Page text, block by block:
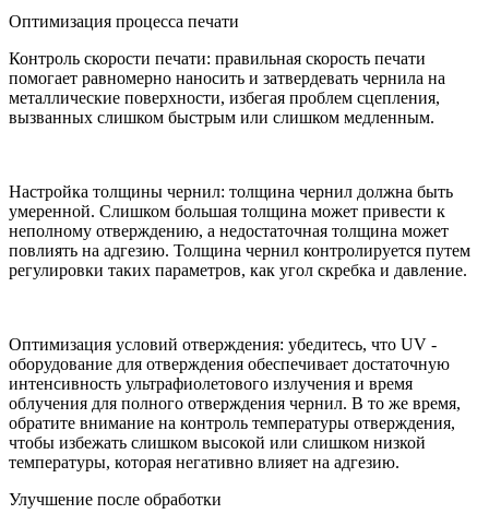
Оптимизация процесса печати
Контроль скорости печати: правильная скорость печати
помогает равномерно наносить и затвердевать чернила на
металлические поверхности, избегая проблем сцепления,
вызванных слишком быстрым или слишком медленным.
Настройка толщины чернил: толщина чернил должна быть
умеренной. Слишком большая толщина может привести к
неполному отверждению, а недостаточная толщина может
повлиять на адгезию. Толщина чернил контролируется путем
регулировки таких параметров, как угол скребка и давление.
Оптимизация условий отверждения: убедитесь, что UV -
оборудование для отверждения обеспечивает достаточную
интенсивность ультрафиолетового излучения и время
облучения для полного отверждения чернил. В то же время,
обратите внимание на контроль температуры отверждения,
чтобы избежать слишком высокой или слишком низкой
температуры, которая негативно влияет на адгезию.
Улучшение после обработки